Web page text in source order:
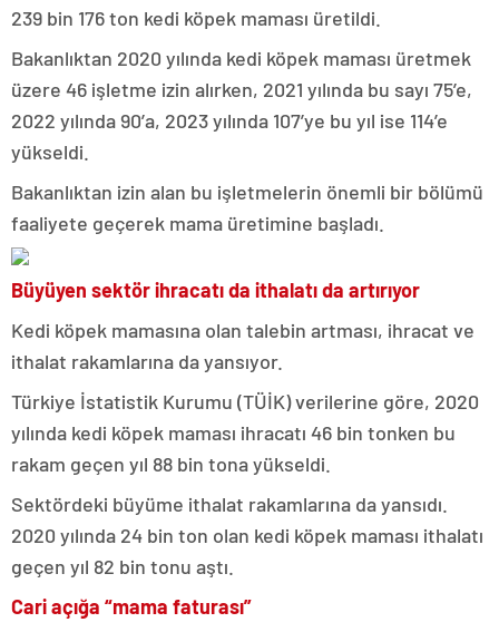
239 bin 176 ton kedi köpek maması üretildi.
Bakanlıktan 2020 yılında kedi köpek maması üretmek
üzere 46 işletme izin alırken, 2021 yılında bu sayı 75’e,
2022 yılında 90’a, 2023 yılında 107’ye bu yıl ise 114’e
yükseldi.
Bakanlıktan izin alan bu işletmelerin önemli bir bölümü
faaliyete geçerek mama üretimine başladı.
Büyüyen sektör ihracatı da ithalatı da artırıyor
Kedi köpek mamasına olan talebin artması, ihracat ve
ithalat rakamlarına da yansıyor.
Türkiye İstatistik Kurumu (TÜİK) verilerine göre, 2020
yılında kedi köpek maması ihracatı 46 bin tonken bu
rakam geçen yıl 88 bin tona yükseldi.
Sektördeki büyüme ithalat rakamlarına da yansıdı.
2020 yılında 24 bin ton olan kedi köpek maması ithalatı
geçen yıl 82 bin tonu aştı.
Cari açığa “mama faturası”